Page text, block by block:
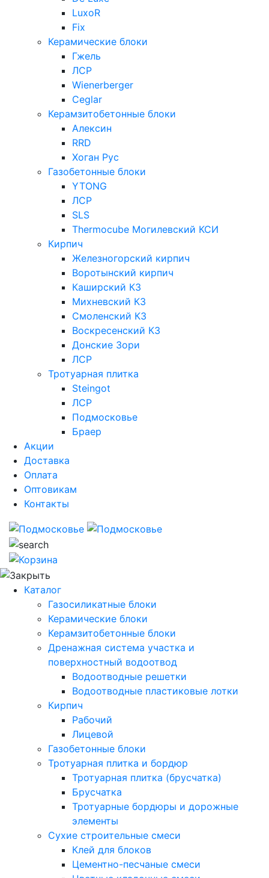
LuxoR
Fix
Керамические блоки
Гжель
ЛСР
Wienerberger
Ceglar
Керамзитобетонные блоки
Алексин
RRD
Хоган Рус
Газобетонные блоки
YTONG
ЛСР
SLS
Thermocube Могилевский КСИ
Кирпич
Железногорский кирпич
Воротынский кирпич
Каширский КЗ
Михневский КЗ
Смоленский КЗ
Воскресенский КЗ
Донские Зори
ЛСР
Тротуарная плитка
Steingot
ЛСР
Подмосковье
Браер
Акции
Доставка
Оплата
Оптовикам
Контакты
Каталог
Газосиликатные блоки
Керамические блоки
Керамзитобетонные блоки
Дренажная система участка и
поверхностный водоотвод
Водоотводные решетки
Водоотводные пластиковые лотки
Кирпич
Рабочий
Лицевой
Газобетонные блоки
Тротуарная плитка и бордюр
Тротуарная плитка (брусчатка)
Брусчатка
Тротуарные бордюры и дорожные
элементы
Сухие строительные смеси
Клей для блоков
Цементно-песчаные смеси